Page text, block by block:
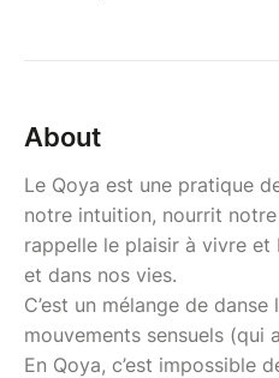
About
Le Qoya est une pratique
notre intuition, nourrit
rappelle le plaisir à vivre
et dans nos vies.
C’est un mélange de
mouvements sensuels (qui
En Qoya, c’est impossible